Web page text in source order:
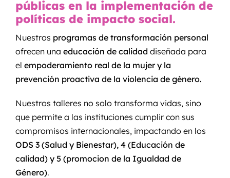
públicas en la implementación de
políticas de impacto social.
Nuestros programas de transformación personal
ofrecen una educación de calidad diseñada para
el empoderamiento real de la mujer y la
prevención proactiva de la violencia de género.
Nuestros talleres no solo transforma vidas, sino
que permite a las instituciones cumplir con sus
compromisos internacionales, impactando en los
ODS 3 (Salud y Bienestar), 4 (Educación de
calidad) y 5 (promocion de la Igualdad de
Género).